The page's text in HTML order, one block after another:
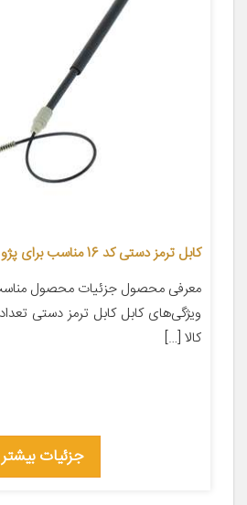
کابل ترمز دستی کد 16 مناسب برای پژو 405
کالا […]
جزئیات بیشتر